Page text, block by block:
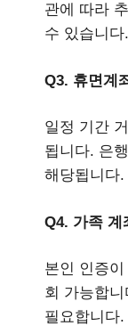
관에 따라
수 있습니다.
Q3. 휴면계
일정 기간
됩니다. 은
해당됩니다.
Q4. 가족 계
본인 인증
회 가능합
필요합니다.